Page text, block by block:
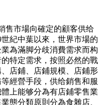
市場向確定的顧客供给
紀中葉以來，世界市場的
為滿脚分歧消費需求而构
特定需求，按照必然的戰
店鋪、店鋪規模、店鋪形
經營手段，供给銷售和服
上能够分為有店鋪零售業
態分類原則分為食雜店、